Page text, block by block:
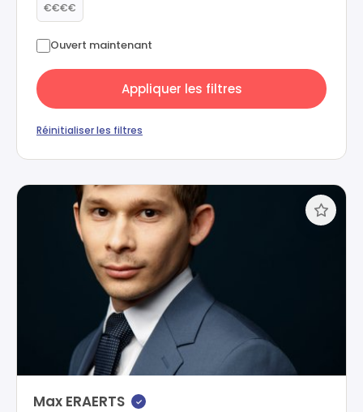
€€€€
Ouvert maintenant
Appliquer les filtres
Réinitialiser les filtres
Max ERAERTS ✓